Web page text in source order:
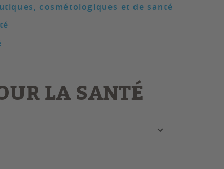
cosmétologiques et de santé
LA SANTÉ